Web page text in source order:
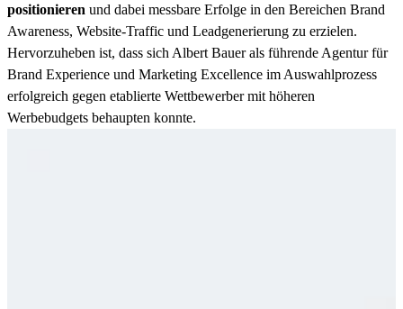
positionieren und dabei messbare Erfolge in den Bereichen Brand
Awareness, Website-Traffic und Leadgenerierung zu erzielen.
Hervorzuheben ist, dass sich Albert Bauer als führende Agentur für
Brand Experience und Marketing Excellence im Auswahlprozess
erfolgreich gegen etablierte Wettbewerber mit höheren
Werbebudgets behaupten konnte.